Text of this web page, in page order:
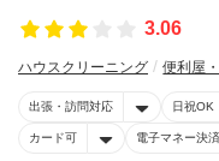
3.06
ハウスクリーニング 便利屋
出張・訪問対応 日祝OK
カード可 電子マネー決